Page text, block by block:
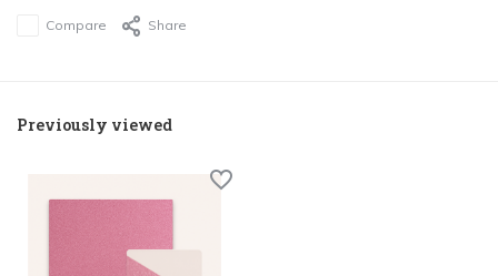
Compare Share
Previously viewed